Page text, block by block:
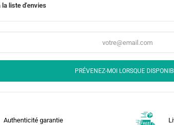
la liste d'envies
PRÉVENEZ-MOI LORSQUE
Authenticité garantie